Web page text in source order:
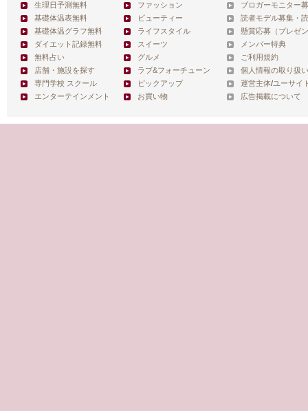
生理日予測無料
基礎体温表無料
基礎体温グラフ無料
ダイエット記録無料
無料占い
店舗・施設を探す
専門学校 スクール
エンターテインメント
ファッション
ビューティー
ライフスタイル
スイーツ
グルメ
ラブ&フォーチューン
ピックアップ
お買い物
ブロガーモニター
読者モデル募集・
懸賞応募（プレゼ
メンバー特典
ご利用規約
個人情報の取り扱
運営主体/ユーサイ
広告掲載について